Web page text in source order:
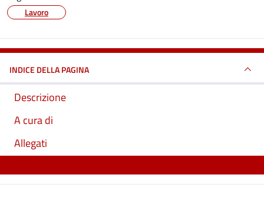
Lavoro
INDICE DELLA PAGINA
Descrizione
A cura di
Allegati